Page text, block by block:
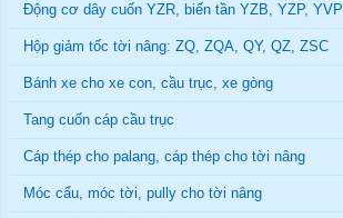
Động cơ dây cuốn YZR, biến tần YZB, YZP, YVP
Hộp giảm tốc tời nâng: ZQ, ZQA, QY, QZ, ZSC
Bánh xe cho xe con, cầu trục, xe gòng
Tang cuốn cáp cầu trục
Cáp thép cho palang, cáp thép cho tời nâng
Móc cẩu, móc tời, pully cho tời nâng